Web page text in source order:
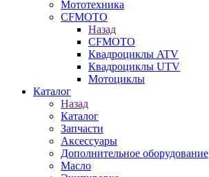
Мототехника
CFMOTO
Назад
CFMOTO
Квадроциклы ATV
Квадроциклы UTV
Мотоциклы
Каталог
Назад
Каталог
Запчасти
Аксессуары
Дополнительное оборудование
Масло